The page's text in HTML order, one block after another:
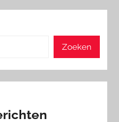
Zoeken